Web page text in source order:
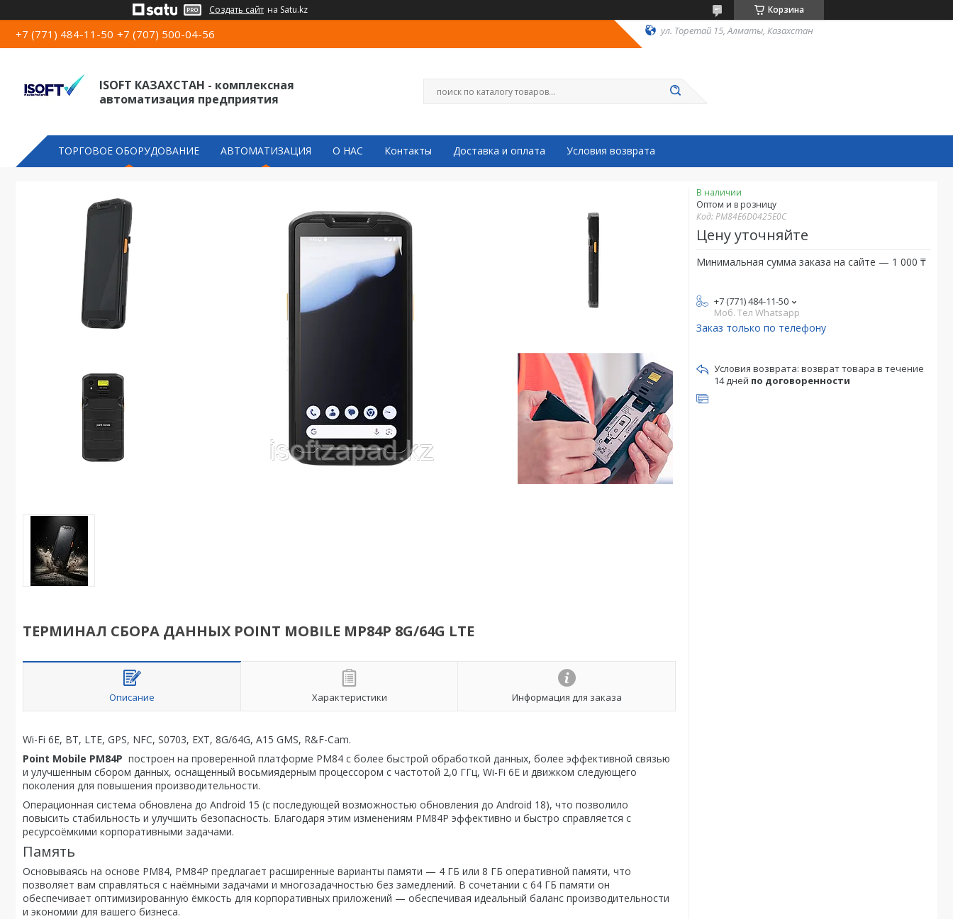
Создать сайт на Satu.kz Корзина
+7 (771) 484-11-50 +7 (707) 500-04-56 ул. Торетай 15, Алматы, Казахстан
ISOFT КАЗАХСТАН - комплексная
автоматизация предприятия
ТОРГОВОЕ ОБОРУДОВАНИЕ АВТОМАТИЗАЦИЯ О НАС Контакты Доставка и оплата Условия возврата
ТЕРМИНАЛ СБОРА ДАННЫХ POINT MOBILE MP84P 8G/64G LTE
Описание Характеристики Информация для заказа
Wi-Fi 6E, BT, LTE, GPS, NFC, S0703, EXT, 8G/64G, A15 GMS, R&F-Cam.
Point Mobile PM84P построен на проверенной платформе PM84 с более быстрой обработкой данных, более эффективной связью
и улучшенным сбором данных, оснащенный восьмиядерным процессором с частотой 2,0 ГГц, Wi-Fi 6E и движком следующего
поколения для повышения производительности.
Операционная система обновлена до Android 15 (с последующей возможностью обновления до Android 18), что позволило
повысить стабильность и улучшить безопасность. Благодаря этим изменениям PM84P эффективно и быстро справляется с
ресурсоёмкими корпоративными задачами.
Память
Основываясь на основе PM84, PM84P предлагает расширенные варианты памяти — 4 ГБ или 8 ГБ оперативной памяти, что
позволяет вам справляться с наёмными задачами и многозадачностью без замедлений. В сочетании с 64 ГБ памяти он
обеспечивает оптимизированную ёмкость для корпоративных приложений — обеспечивая идеальный баланс производительности
и экономии для вашего бизнеса.
В наличии
Оптом и в розницу
Код:PM84E6D0425E0C
Цену уточняйте
Минимальная сумма заказа на сайте — 1 000 ₸
+7 (771) 484-11-50
Моб. Тел Whatsapp
Заказ только по телефону
возврат товара в течение
14 дней по договоренности